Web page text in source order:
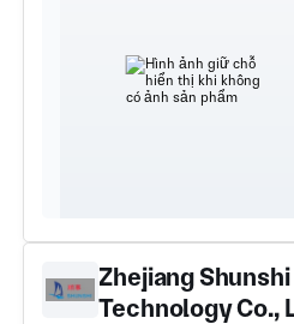
Zhejiang
Technology Co.,